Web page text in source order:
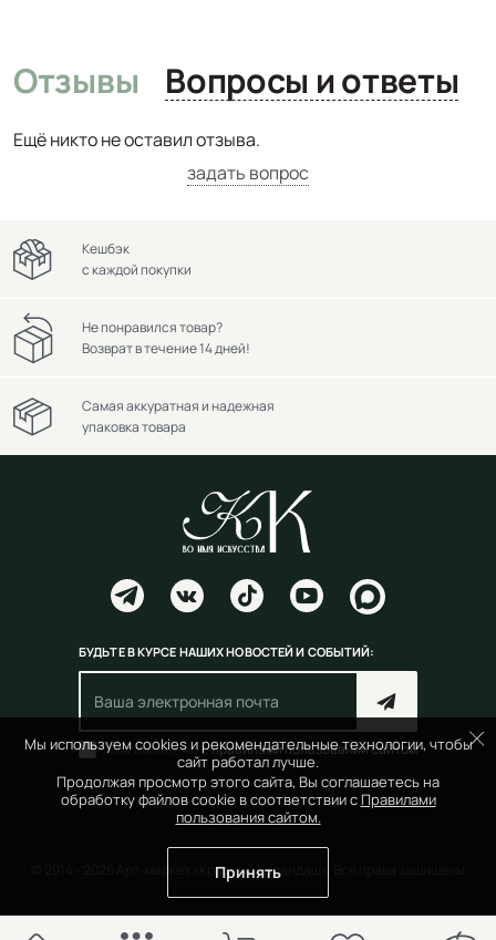
Отзывы Вопросы и ответы
Ещё никто не оставил отзыва.
задать вопрос
Мы используем cookies и рекомендательные технологии, чтобы
сайт работал лучше.
Продолжая просмотр этого сайта, Вы соглашаетесь на
обработку файлов cookie в соответствии с Правилами
пользования сайтом.
Принять
Кешбэк
с каждой покупки
Не понравился товар?
Возврат в течение 14 дней!
Самая аккуратная и надежная
упаковка товара
БУДЬТЕ В КУРСЕ НАШИХ НОВОСТЕЙ И СОБЫТИЙ:
Согласен(на) справилами пользования сайтом
© 2014 - 2026 Арт-маркет «Красный Карандаш». Все права защищены